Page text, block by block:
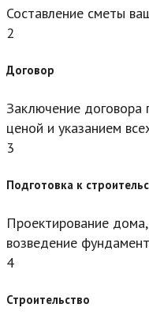
Составление сметы
2
Договор
Заключение договора
ценой и указанием
3
Подготовка к
Проектирование
возведение
4
Строительство